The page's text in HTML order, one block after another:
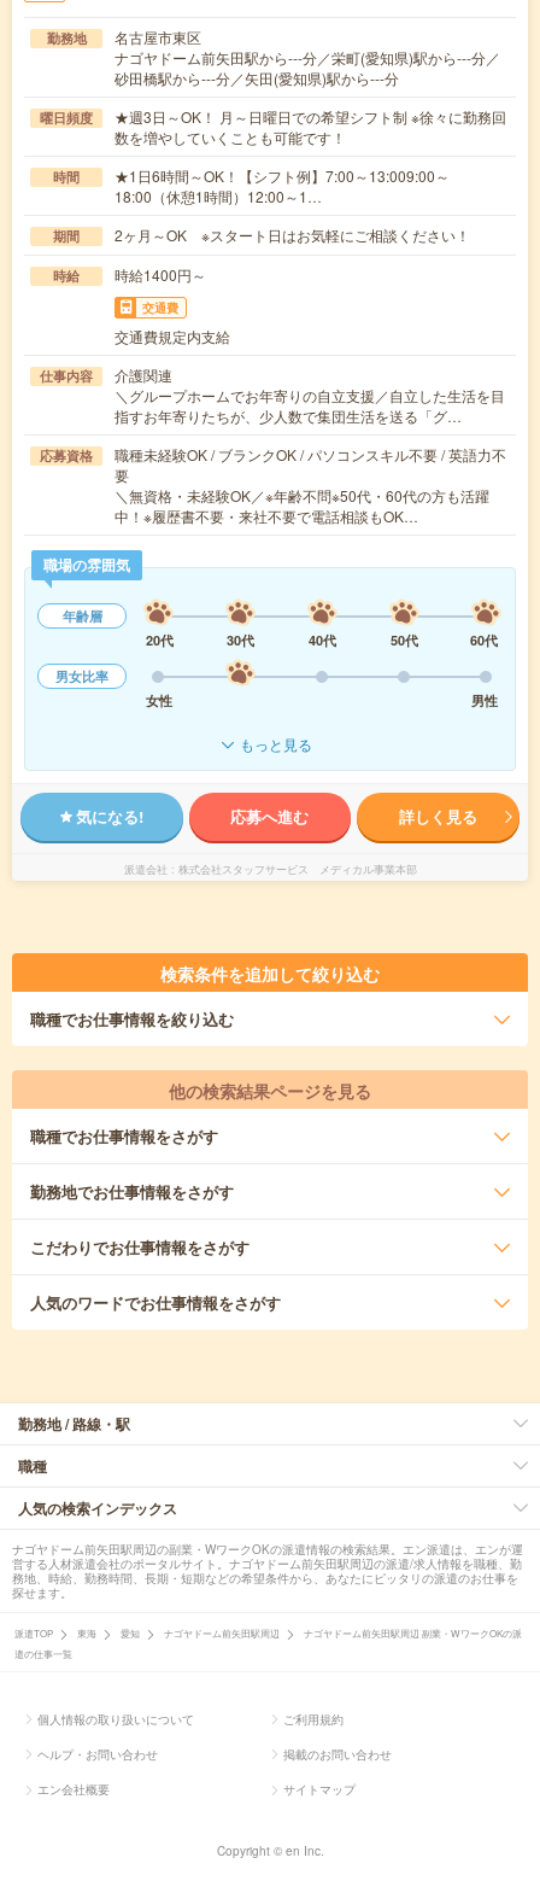
勤務地
名古屋市東区
ナゴヤドーム前矢田駅から---分／栄町(愛知県)駅から---分／
砂田橋駅から---分／矢田(愛知県)駅から---分
曜日頻度
★週3日～OK！ 月～日曜日での希望シフト制 ※徐々に勤務回
数を増やしていくことも可能です！
時間
★1日6時間～OK！【シフト例】7:00～13:009:00～
18:00（休憩1時間）12:00～1…
期間 2ヶ月～OK ※スタート日はお気軽にご相談ください！
時給 時給1400円～
交通費
交通費規定内支給
仕事内容
介護関連
＼グループホームでお年寄りの自立支援／自立した生活を目
指すお年寄りたちが、少人数で集団生活を送る「グ…
応募資格
職種未経験OK / ブランクOK / パソコンスキル不要 / 英語力不
要
＼無資格・未経験OK／※年齢不問※50代・60代の方も活躍
中！※履歴書不要・来社不要で電話相談もOK…
職場の雰囲気
年齢層
20代
30代 40代 50代
60代
男女比率
女性
男性
もっと見る
気になる! 応募へ進む 詳しく見る
派遣会社 株式会社スタッフサービス メディカル事業本部
検索条件を追加して絞り込む
職種でお仕事情報を絞り込む
他の検索結果ページを見る
職種でお仕事情報をさがす
勤務地でお仕事情報をさがす
こだわりでお仕事情報をさがす
人気のワードでお仕事情報をさがす
勤務地 / 路線・駅
職種
人気の検索インデックス
ナゴヤドーム前矢田駅周辺の副業・WワークOKの派遣情報の検索結果。エン派遣は、エンが運
営する人材派遣会社のポータルサイト。ナゴヤドーム前矢田駅周辺の派遣/求人情報を職種、勤
務地、時給、勤務時間、長期・短期などの希望条件から、あなたにピッタリの派遣のお仕事を
探せます。
派遣TOP 東海 愛知 ナゴヤドーム前矢田駅周辺
ナゴヤドーム前矢田駅周辺 副業・WワークOKの派
遣の仕事一覧
個人情報の取り扱いについて ご利用規約
ヘルプ・お問い合わせ 掲載のお問い合わせ
エン会社概要 サイトマップ
Copyright © en Inc.